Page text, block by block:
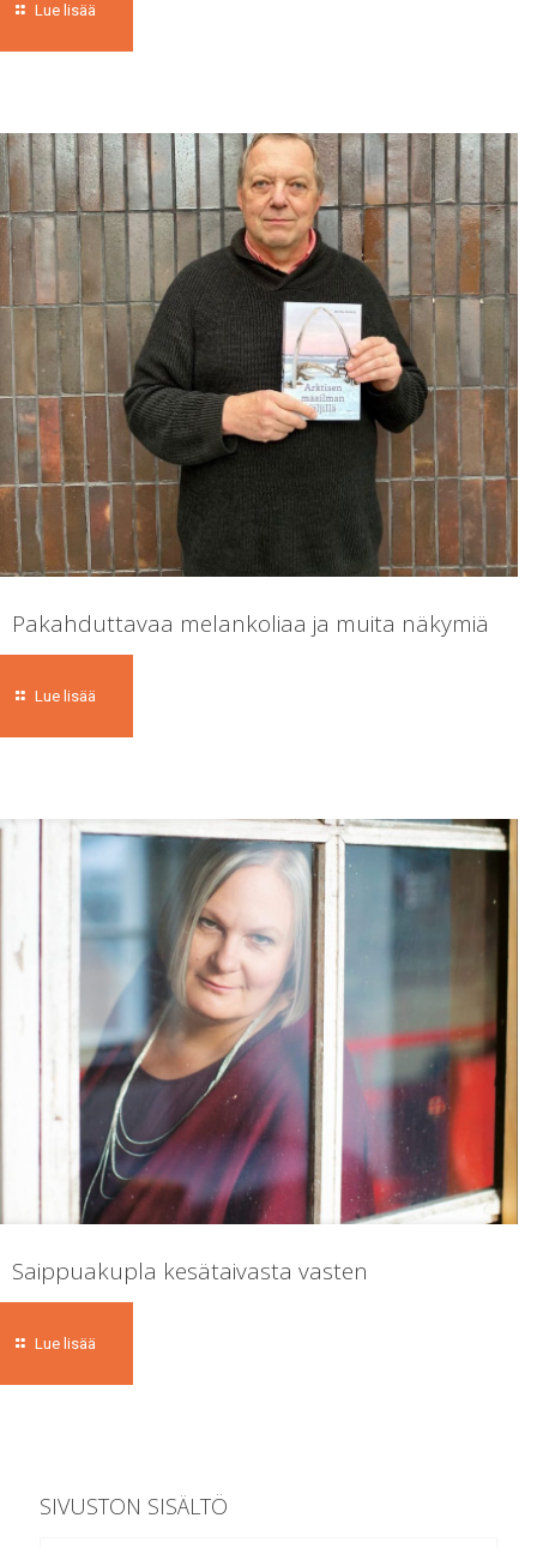
Lue lisää
Pakahduttavaa melankoliaa ja muita näkymiä
Lue lisää
Saippuakupla kesätaivasta vasten
Lue lisää
SIVUSTON SISÄLTÖ